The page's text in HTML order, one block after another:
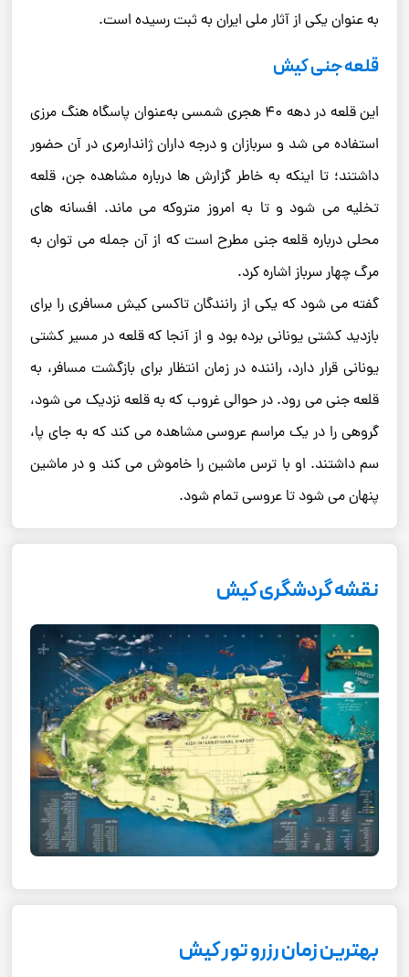
به عنوان یکی از آثار ملی ایران به ثبت رسیده است.
قلعه جنی کیش
این قلعه در دهه ۴۰ هجری شمسی به‌عنوان پاسگاه هنگ مرزی
استفاده می ‌شد و سربازان و درجه ‌داران ژاندارمری در آن حضور
داشتند؛ تا اینکه به ‌خاطر گزارش‌ ها درباره مشاهده جن، قلعه
تخلیه می‌ شود و تا به امروز متروکه می ‌ماند. افسانه‌ های
محلی درباره قلعه جنی مطرح است که از آن جمله می ‌توان به
مرگ چهار سرباز اشاره کرد.
گفته می‌ شود که یکی از رانندگان تاکسی کیش مسافری را برای
بازدید کشتی یونانی برده بود و از آنجا که قلعه در مسیر کشتی
یونانی قرار دارد، راننده در زمان انتظار برای بازگشت مسافر، به
قلعه جنی می‌ رود. در حوالی غروب که به قلعه نزدیک می ‌شود،
گروهی را در یک مراسم عروسی مشاهده می‌ کند که به ‌جای پا،
سم داشتند. او با ترس ماشین را خاموش می ‌کند و در ماشین
پنهان می ‌شود تا عروسی تمام شود.
نقشه گردشگری کیش
بهترین زمان رزرو تور کیش